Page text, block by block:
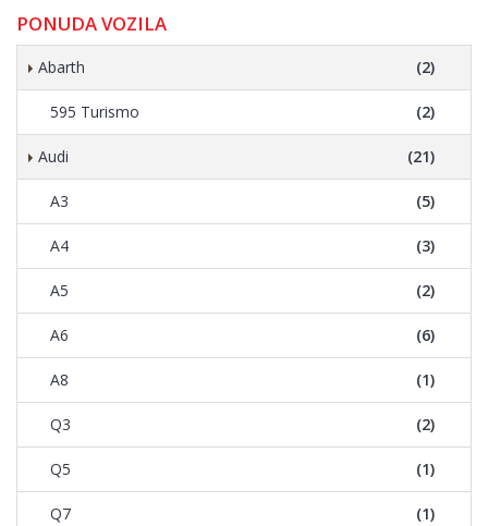
PONUDA VOZILA
Abarth (2)
595 Turismo (2)
Audi (21)
A3 (5)
A4 (3)
A5 (2)
A6 (6)
A8 (1)
Q3 (2)
Q5 (1)
Q7 (1)